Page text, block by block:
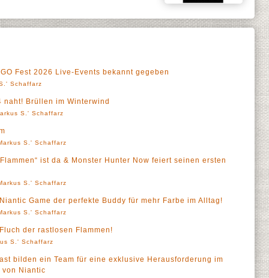
Fest 2026 Live-Events bekannt gegeben
Schaffarz
naht! Brüllen im Winterwind
S.' Schaffarz
S.' Schaffarz
ist da & Monster Hunter Now feiert seinen ersten
S.' Schaffarz
Game der perfekte Buddy für mehr Farbe im Alltag!
S.' Schaffarz
der rastlosen Flammen!
S.' Schaffarz
bilden ein Team für eine exklusive Herausforderung im
von Niantic